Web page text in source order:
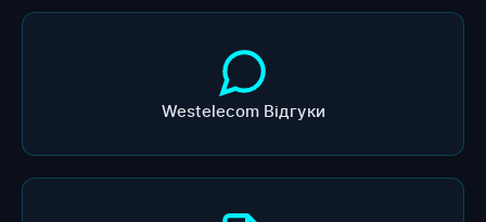
Westelecom Відгуки